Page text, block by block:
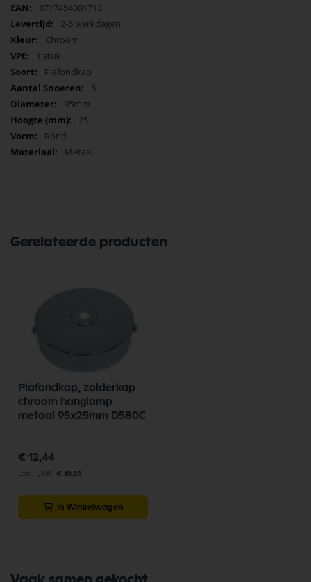
Meer
informatie
8717454001713
2-5 werkdagen
Chroom
1 stuk
Plafondkap
5
95mm
25
Rond
Metaal
Gerelateerde producten
Plafondkap, zolderkap
chroom hanglamp
metaal 95x25mm D580C
€ 12,44
€ 10,28
In Winkelwagen